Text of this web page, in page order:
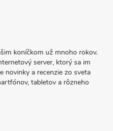
koníčkom už mnoho rokov.
server, ktorý sa im
novinky a recenzie zo sveta
tabletov a rôzneho